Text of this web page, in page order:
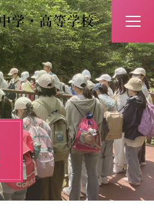
お問い合わせ
イベント予約